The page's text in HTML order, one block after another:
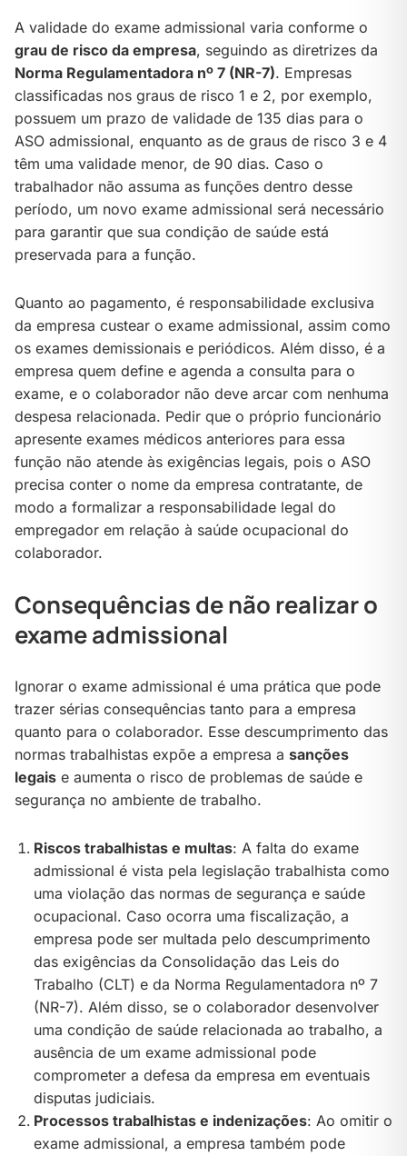
A validade do exame admissional varia conforme o
grau de risco da empresa, seguindo as diretrizes da
Norma Regulamentadora nº 7 (NR-7). Empresas
classificadas nos graus de risco 1 e 2, por exemplo,
possuem um prazo de validade de 135 dias para o
ASO admissional, enquanto as de graus de risco 3 e 4
têm uma validade menor, de 90 dias. Caso o
trabalhador não assuma as funções dentro desse
período, um novo exame admissional será necessário
para garantir que sua condição de saúde está
preservada para a função.
Quanto ao pagamento, é responsabilidade exclusiva
da empresa custear o exame admissional, assim como
os exames demissionais e periódicos. Além disso, é a
empresa quem define e agenda a consulta para o
exame, e o colaborador não deve arcar com nenhuma
despesa relacionada. Pedir que o próprio funcionário
apresente exames médicos anteriores para essa
função não atende às exigências legais, pois o ASO
precisa conter o nome da empresa contratante, de
modo a formalizar a responsabilidade legal do
empregador em relação à saúde ocupacional do
colaborador.
Consequências de não realizar o
exame admissional
Ignorar o exame admissional é uma prática que pode
trazer sérias consequências tanto para a empresa
quanto para o colaborador. Esse descumprimento das
normas trabalhistas expõe a empresa a sanções
legais e aumenta o risco de problemas de saúde e
segurança no ambiente de trabalho.
Riscos trabalhistas e multas: A falta do exame
admissional é vista pela legislação trabalhista como
uma violação das normas de segurança e saúde
ocupacional. Caso ocorra uma fiscalização, a
empresa pode ser multada pelo descumprimento
das exigências da Consolidação das Leis do
Trabalho (CLT) e da Norma Regulamentadora nº 7
(NR-7). Além disso, se o colaborador desenvolver
uma condição de saúde relacionada ao trabalho, a
ausência de um exame admissional pode
comprometer a defesa da empresa em eventuais
disputas judiciais.
Processos trabalhistas e indenizações: Ao omitir o
exame admissional, a empresa também pode